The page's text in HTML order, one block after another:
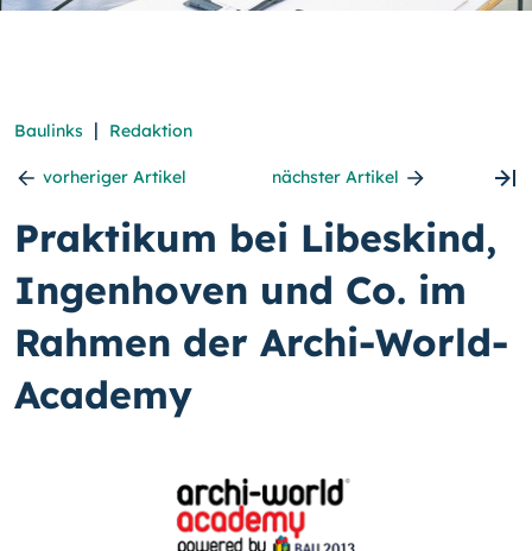
Baulinks | Redaktion
vorheriger Artikel nächster Artikel
Praktikum bei Libeskind,
Ingenhoven und Co. im
Rahmen der Archi-World-
Academy